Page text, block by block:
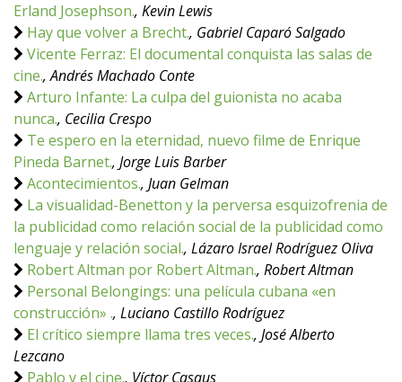
Erland Josephson., Kevin Lewis
Hay que volver a Brecht., Gabriel Caparó Salgado
Vicente Ferraz: El documental conquista las salas de
cine., Andrés Machado Conte
Arturo Infante: La culpa del guionista no acaba
nunca., Cecilia Crespo
Te espero en la eternidad, nuevo filme de Enrique
Pineda Barnet., Jorge Luis Barber
Acontecimientos., Juan Gelman
La visualidad-Benetton y la perversa esquizofrenia de
la publicidad como relación social de la publicidad como
lenguaje y relación social., Lázaro Israel Rodríguez Oliva
Robert Altman por Robert Altman., Robert Altman
Personal Belongings: una película cubana «en
construcción» ., Luciano Castillo Rodríguez
El crítico siempre llama tres veces., José Alberto
Lezcano
Pablo y el cine., Víctor Casaus